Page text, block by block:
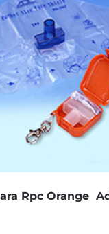
Rpc Orange